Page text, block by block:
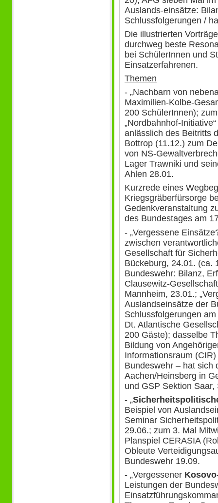
Auslands-einsätze:
Schlussfolgerungen /
Die illustrierten
durchweg beste
bei SchülerInnen und
Einsatzerfahrenen.
Themen
- „Nachbarn von
Maximilien-Kolbe-
200 SchülerInnen);
„Nordbahnhof-
anlässlich des Beitritts
Bottrop (11.12.) zum
von NS-
Lager Trawniki und
Ahlen 28.01.
Kurzrede eines
Kriegsgräberfürsorge
Gedenkveranstaltung
des Bundestages am
- „Vergessene
zwischen
Gesellschaft für
Bückeburg, 24.01. (ca.
Bundeswehr: Bilanz,
Clausewitz-
Mannheim, 23.01.;
Auslandseinsätze der
Schlussfolgerungen
Dt. Atlantische
200 Gäste); dasselbe
Bildung von
Informationsraum
Bundeswehr – hat sich
Aachen/Heinsberg in
und GSP Sektion
- „
Beispiel von
Seminar
29.06.; zum 3. Mal
Planspiel CERASIA
Obleute
Bundeswehr 19.09.
- „Vergessener Kosovo
Leistungen der